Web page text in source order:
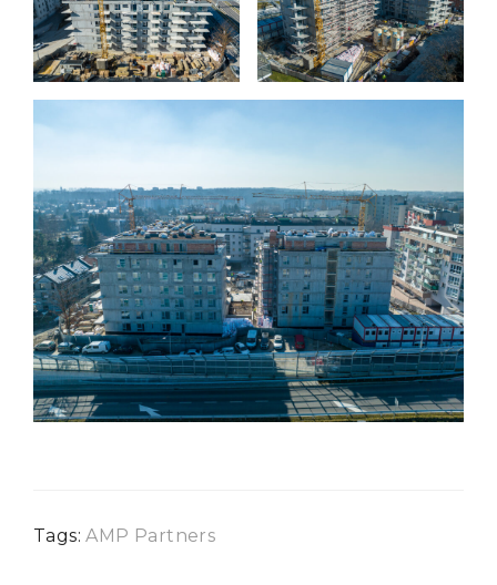
Tags:AMP Partners